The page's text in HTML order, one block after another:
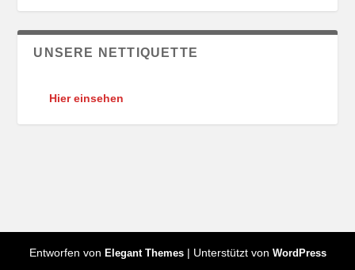
UNSERE NETTIQUETTE
Hier einsehen
Entworfen von Elegant Themes| Unterstützt von WordPress